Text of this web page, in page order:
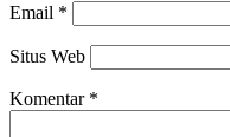
Email *
Situs Web
Komentar *